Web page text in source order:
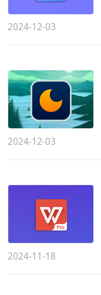
2024-12-03
2024-12-03
2024-11-18